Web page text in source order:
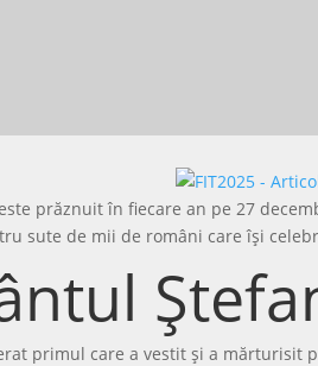
prăznuit în fiecare an pe 27
sute de mii de români care își
primul care a vestit și a